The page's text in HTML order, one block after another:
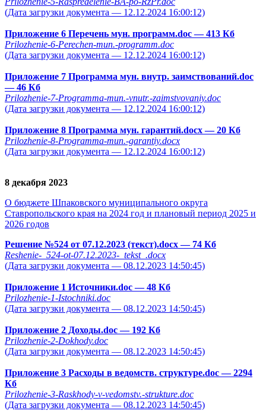
(Дата загрузки документа — 12.12.2024 16:00:12)
Приложение 6 Перечень мун. программ.doc— 413 Кб
Prilozhenie-6-Perechen-mun.-programm.doc
(Дата загрузки документа — 12.12.2024 16:00:12)
Приложение 7 Программа мун. внутр. заимствований.doc
— 46 Кб
Prilozhenie-7-Programma-mun.-vnutr.-zaimstvovaniy.doc
(Дата загрузки документа — 12.12.2024 16:00:12)
Приложение 8 Программа мун. гарантий.docx— 20 Кб
Prilozhenie-8-Programma-mun.-garantiy.docx
(Дата загрузки документа — 12.12.2024 16:00:12)
8 декабря 2023
О бюджете Шпаковского муниципального округа
Ставропольского края на 2024 год и плановый период 2025 и
2026 годов
Решение №524 от 07.12.2023 (текст).docx— 74 Кб
Reshenie-_524-ot-07.12.2023-_tekst_.docx
(Дата загрузки документа — 08.12.2023 14:50:45)
Приложение 1 Источники.doc— 48 Кб
Prilozhenie-1-Istochniki.doc
(Дата загрузки документа — 08.12.2023 14:50:45)
Приложение 2 Доходы.doc— 192 Кб
Prilozhenie-2-Dokhody.doc
(Дата загрузки документа — 08.12.2023 14:50:45)
Приложение 3 Расходы в ведомств. структуре.doc— 2294
Кб
Prilozhenie-3-Raskhody-v-vedomstv.-strukture.doc
(Дата загрузки документа — 08.12.2023 14:50:45)